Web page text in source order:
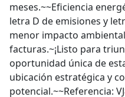
meses.~~Eficiencia
letra D de emisiones y
menor impacto
facturas.~¡Listo para
oportunidad única de
ubicación estratégica y
potencial.~~Referencia: